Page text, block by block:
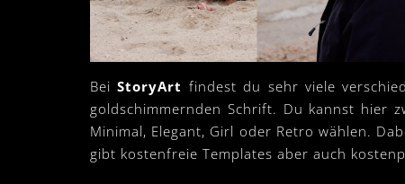
BeiStoryArt findest du sehr viele
goldschimmernden Schrift. Du kannst hier
Minimal, Elegant, Girl oder Retro wählen.
gibt kostenfreie Templates aber auch